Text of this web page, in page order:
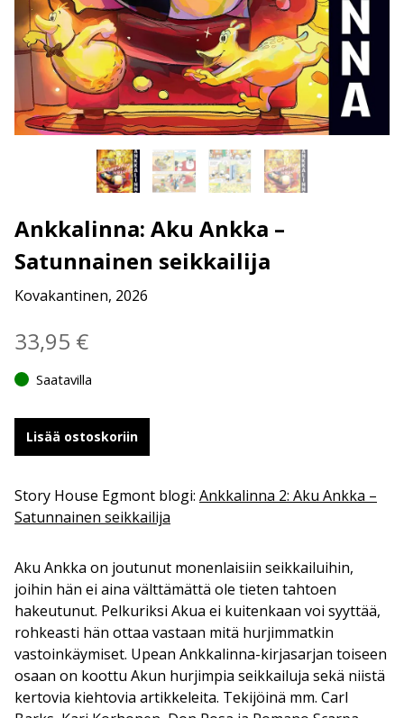
Ankkalinna: Aku Ankka –
Satunnainen seikkailija
Kovakantinen, 2026
33,95 €
Saatavilla
Lisää ostoskoriin
Story House Egmont blogi: Ankkalinna 2: Aku Ankka –
Satunnainen seikkailija
Aku Ankka on joutunut monenlaisiin seikkailuihin,
joihin hän ei aina välttämättä ole tieten tahtoen
hakeutunut. Pelkuriksi Akua ei kuitenkaan voi syyttää,
rohkeasti hän ottaa vastaan mitä hurjimmatkin
vastoinkäymiset. Upean Ankkalinna-kirjasarjan toiseen
osaan on koottu Akun hurjimpia seikkailuja sekä niistä
kertovia kiehtovia artikkeleita. Tekijöinä mm. Carl